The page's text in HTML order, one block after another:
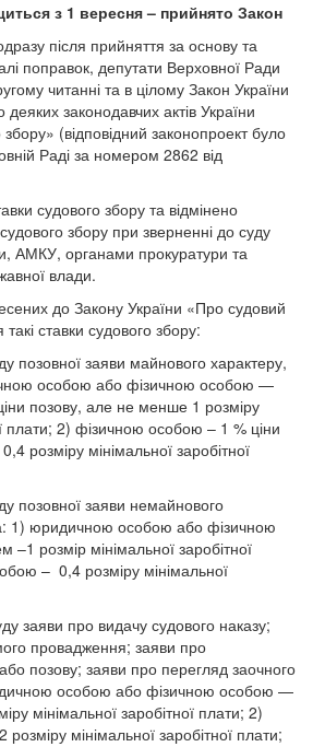
з 1 вересня – прийнято Закон
після прийняття за основу та
поправок, депутати Верховної Ради
читанні та в цілому Закон України
законодавчих актів України
(відповідний законопроект було
Раді за номером 2862 від
судового збору та відмінено
збору при зверненні до суду
АМКУ, органами прокуратури та
влади.
до Закону України «Про судовий
ставки судового збору:
заяви майнового характеру,
особою або фізичною особою —
позову, але не менше 1 розміру
плати; 2) фізичною особою – 1 % ціни
розміру мінімальної заробітної
заяви немайнового
1) юридичною особою або фізичною
розмір мінімальної заробітної
– 0,4 розміру мінімальної
про видачу судового наказу;
провадження; заяви про
позову; заяви про перегляд заочного
особою або фізичною особою —
мінімальної заробітної плати; 2)
мінімальної заробітної плати;